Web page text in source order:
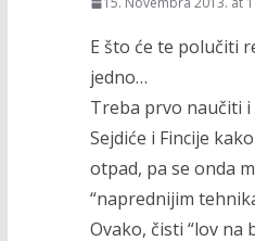
E što će te polučiti
jedno…
Treba prvo naučiti
Sejdiće i Fincije
otpad, pa se onda
“naprednijim
Ovako, čisti “lov na